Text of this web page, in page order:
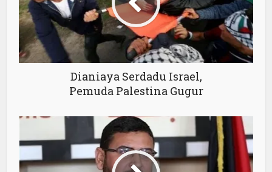
Dianiaya Serdadu Israel,
Pemuda Palestina Gugur